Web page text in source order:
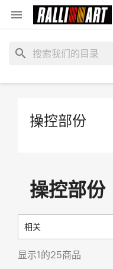

search
操控部份
操控部份
相关
显示1的25商品